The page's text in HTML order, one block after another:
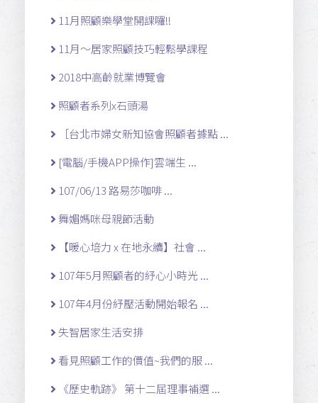
11月照顧樂學堂開課囉!!
11月～居家照顧技巧輕鬆學課程
2018中高齡就業博覽會
照顧者系列x石頭湯
［台北市婦女新知協會照顧者據點 ...
[電腦/手機APP操作]雲端生 ...
107/06/13 路易莎咖啡 ...
舞媚媽咪母親節活動
【暖心培力 x 在地永續】社會 ...
107年5月照顧者的紓心小時光 ...
107年4月份紓壓活動開始報名 ...
失智居家生活安排
看見照顧工作的價值~我們的服 ...
《歷史軌跡》 第十二屆理事補選 ...